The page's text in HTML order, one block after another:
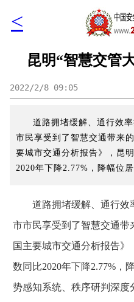
<
昆明“智慧交管
2022/2/8 09:05
道路拥堵缓解、通行效
市民享受到了智慧交通带来
要城市交通分析报告》，昆
2020年下降2.77%，降幅位居
道路拥堵缓解、通行效
市市民享受到了智慧交通带
国主要城市交通分析报告
数同比2020年下降2.77%，
势感知系统、秩序研判深